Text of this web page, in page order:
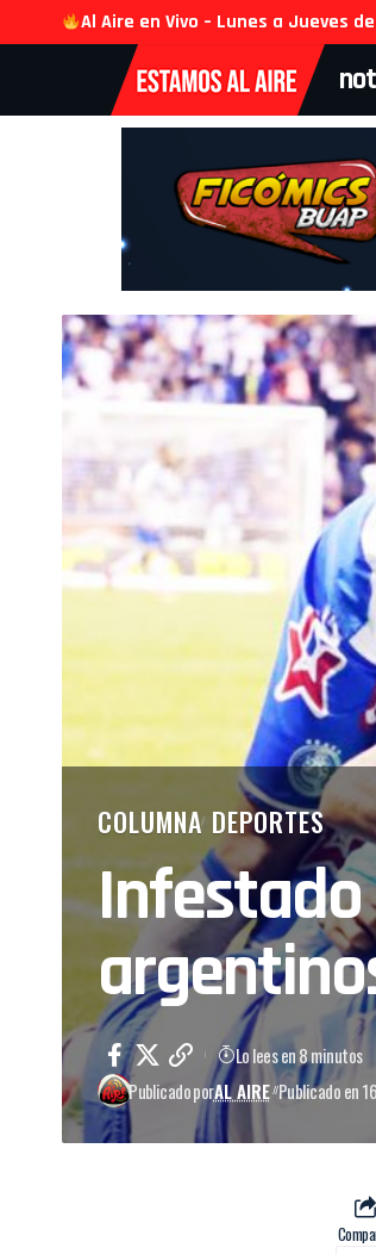
Al Aire en Vivo – Lunes a Jueves
COLUMNA DEPORTES
Publicado porAL AIRE Publicado en
Lo lees en 8 minutos